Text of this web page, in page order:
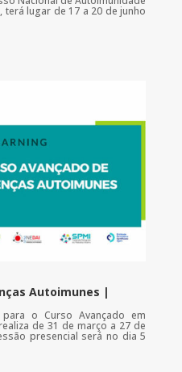
terá lugar de 17 a 20 de junho
Autoimunes |
o Curso Avançado em
de 31 de março a 27 de
presencial será no dia 5